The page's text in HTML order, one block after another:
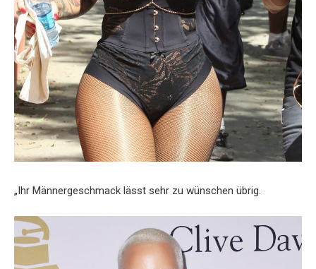
„Ihr Männergeschmack lässt sehr zu wünschen übrig.